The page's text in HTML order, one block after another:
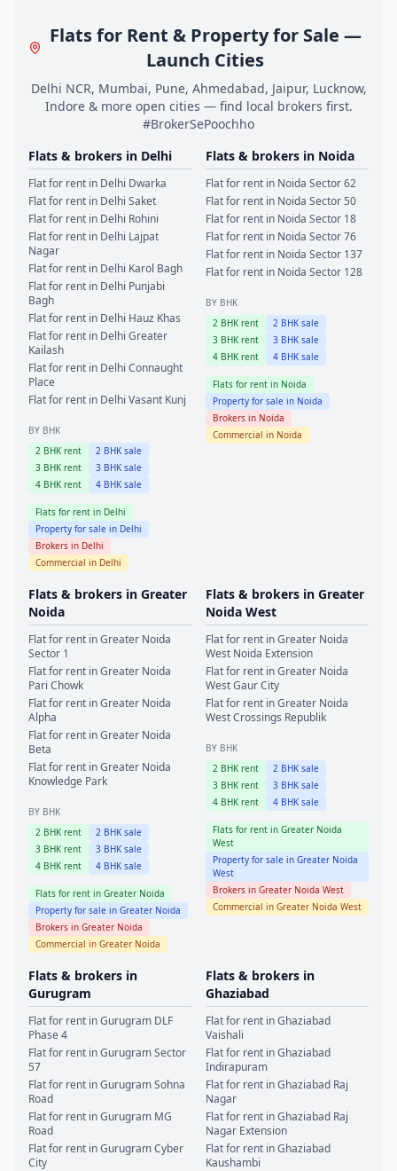
Flats for Rent & Property for Sale —
Launch Cities
Delhi NCR, Mumbai, Pune, Ahmedabad, Jaipur, Lucknow,
Indore & more open cities — find local brokers first.
#BrokerSePoochho
Flats & brokers in Delhi
Flat for rent in Delhi Dwarka
Flat for rent in Delhi Saket
Flat for rent in Delhi Rohini
Flat for rent in Delhi Lajpat
Nagar
Flat for rent in Delhi Karol Bagh
Flat for rent in Delhi Punjabi
Bagh
Flat for rent in Delhi Hauz Khas
Flat for rent in Delhi Greater
Kailash
Flat for rent in Delhi Connaught
Place
Flat for rent in Delhi Vasant Kunj
BY BHK
2 BHK rent 2 BHK sale
3 BHK rent 3 BHK sale
4 BHK rent 4 BHK sale
Flats for rent in Delhi
Property for sale in Delhi
Brokers in Delhi
Commercial in Delhi
Flats & brokers in Noida
Flat for rent in Noida Sector 62
Flat for rent in Noida Sector 50
Flat for rent in Noida Sector 18
Flat for rent in Noida Sector 76
Flat for rent in Noida Sector 137
Flat for rent in Noida Sector 128
BY BHK
2 BHK rent 2 BHK sale
3 BHK rent 3 BHK sale
4 BHK rent 4 BHK sale
Flats for rent in Noida
Property for sale in Noida
Brokers in Noida
Commercial in Noida
Flats & brokers in Greater
Noida
Flat for rent inGreater Noida
Sector 1
Flat for rent inGreater Noida
Pari Chowk
Flat for rent inGreater Noida
Alpha
Flat for rent inGreater Noida
Beta
Flat for rent inGreater Noida
Knowledge Park
BY BHK
2 BHK rent 2 BHK sale
3 BHK rent 3 BHK sale
4 BHK rent 4 BHK sale
Flats for rent in Greater Noida
Property for sale in Greater Noida
Brokers in Greater Noida
Commercial in Greater Noida
Flats & brokers in Greater
Noida West
Flat for rent inGreater Noida
West Noida Extension
Flat for rent inGreater Noida
WestGaur City
Flat for rent inGreater Noida
WestCrossings Republik
BY BHK
2 BHK rent 2 BHK sale
3 BHK rent 3 BHK sale
4 BHK rent 4 BHK sale
Flats for rent in Greater Noida
West
Property for sale in Greater Noida
West
Brokers in Greater Noida West
Commercial in Greater Noida West
Flats & brokers in
Gurugram
Flat for rent inGurugram DLF
Phase 4
Flat for rent inGurugramSector
57
Flat for rent inGurugramSohna
Road
Flat for rent inGurugram MG
Road
Flat for rent inGurugramCyber
City
Flats & brokers in
Ghaziabad
Flat for rent inGhaziabad
Vaishali
Flat for rent inGhaziabad
Indirapuram
Flat for rent inGhaziabad Raj
Nagar
Flat for rent inGhaziabad Raj
Nagar Extension
Flat for rent inGhaziabad
Kaushambi